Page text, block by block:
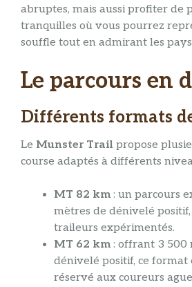
abruptes, mais aussi profiter de
tranquilles où vous pourrez
souffle tout en admirant les
Le parcours en
Différents formats
Le Munster Trail propose
course adaptés à différents
MT 82 km: un parcours
mètres de dénivelé
traileurs expérimentés.
MT 62 km: offrant 3 500
dénivelé positif, ce format
réservé aux coureurs